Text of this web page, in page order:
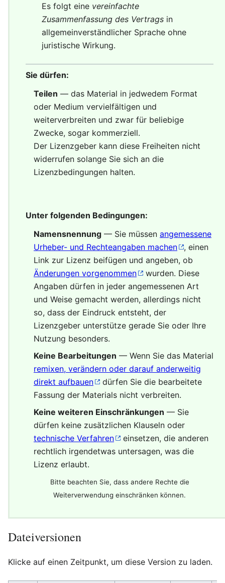
Es folgt eine vereinfachte
Zusammenfassung des Vertrags in
allgemeinverständlicher Sprache ohne
juristische Wirkung.
Sie dürfen:
Teilen — das Material in jedwedem Format
oder Medium vervielfältigen und
weiterverbreiten und zwar für beliebige
Zwecke, sogar kommerziell.
Der Lizenzgeber kann diese Freiheiten nicht
widerrufen solange Sie sich an die
Lizenzbedingungen halten.
Unter folgenden Bedingungen:
Namensnennung — Sie müssen angemessene
Urheber- und Rechteangaben machen
, einen
Link zur Lizenz beifügen und angeben, ob
Änderungen vorgenommen
wurden. Diese
Angaben dürfen in jeder angemessenen Art
und Weise gemacht werden, allerdings nicht
so, dass der Eindruck entsteht, der
Lizenzgeber unterstütze gerade Sie oder Ihre
Nutzung besonders.
Keine Bearbeitungen — Wenn Sie das Material
remixen, verändern oder darauf anderweitig
direkt aufbauen
dürfen Sie die bearbeitete
Fassung der Materials nicht verbreiten.
Keine weiteren Einschränkungen — Sie
dürfen keine zusätzlichen Klauseln oder
technische Verfahren
einsetzen, die anderen
rechtlich irgendetwas untersagen, was die
Lizenz erlaubt.
Bitte beachten Sie, dass andere Rechte die
Weiterverwendung einschränken können.
Dateiversionen
Klicke auf einen Zeitpunkt, um diese Version zu laden.